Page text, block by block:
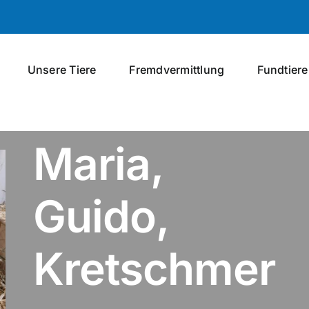
Unsere Tiere Fremdvermittlung Fundtiere
Maria,
Guido,
Kretschmer